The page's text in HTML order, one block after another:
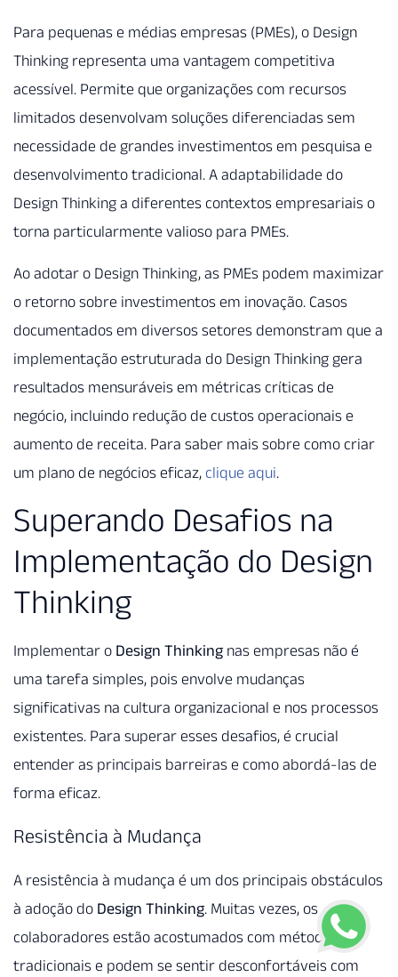
Para pequenas e médias empresas (PMEs), o Design
Thinking representa uma vantagem competitiva
acessível. Permite que organizações com recursos
limitados desenvolvam soluções diferenciadas sem
necessidade de grandes investimentos em pesquisa e
desenvolvimento tradicional. A adaptabilidade do
Design Thinking a diferentes contextos empresariais o
torna particularmente valioso para PMEs.
Ao adotar o Design Thinking, as PMEs podem maximizar
o retorno sobre investimentos em inovação. Casos
documentados em diversos setores demonstram que a
implementação estruturada do Design Thinking gera
resultados mensuráveis em métricas críticas de
negócio, incluindo redução de custos operacionais e
aumento de receita. Para saber mais sobre como criar
um plano de negócios eficaz, clique aqui.
Superando Desafios na
Implementação do Design
Thinking
Implementar o Design Thinkingnas empresas não é
uma tarefa simples, pois envolve mudanças
significativas na cultura organizacional e nos processos
existentes. Para superar esses desafios, é crucial
entender as principais barreiras e como abordá-las de
forma eficaz.
Resistência à Mudança
A resistência à mudança é um dos principais obstáculos
à adoção do Design Thinking. Muitas vezes, os
colaboradores estão acostumados com métodos
tradicionais e podem se sentir desconfortáveis com